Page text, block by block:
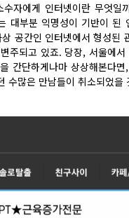
수자에게 인터넷이란 무엇일
대부분 익명성이 기반이 된
공간인 인터넷에서 형성된
주되고 있죠. 당장, 서울에
간단하게나마 상상해본다
수많은 만남들이 취소되었을